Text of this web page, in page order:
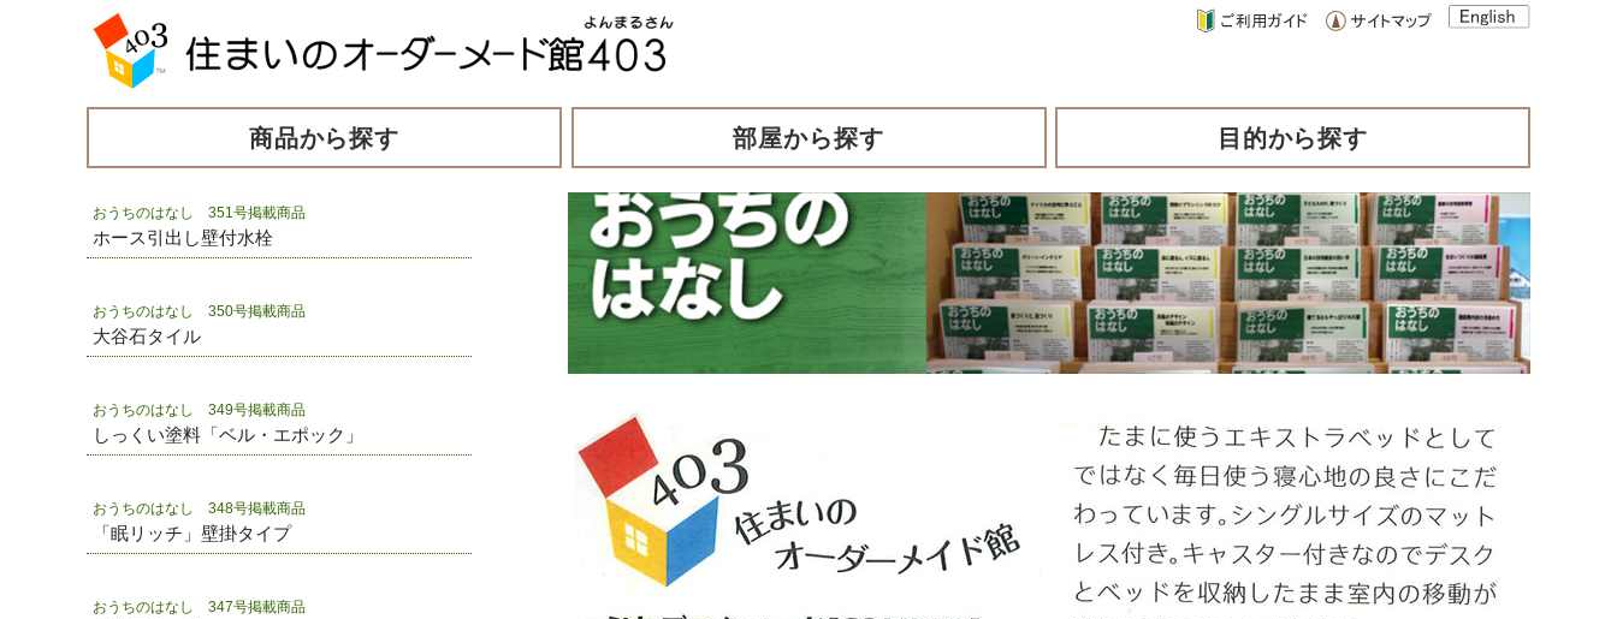
商品から探す 部屋から探す 目的から探す
おうちのはなし 351号掲載商品
ホース引出し壁付水栓
おうちのはなし 350号掲載商品
大谷石タイル
おうちのはなし 349号掲載商品
しっくい塗料「ベル・エポック」
おうちのはなし 348号掲載商品
「眠リッチ」壁掛タイプ
おうちのはなし 347号掲載商品